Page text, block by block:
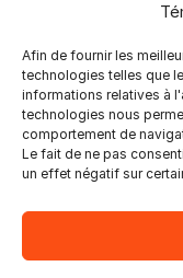
Afin de fournir les
technologies telles que
informations relatives à
technologies nous
comportement de
Le fait de ne pas
un effet négatif sur